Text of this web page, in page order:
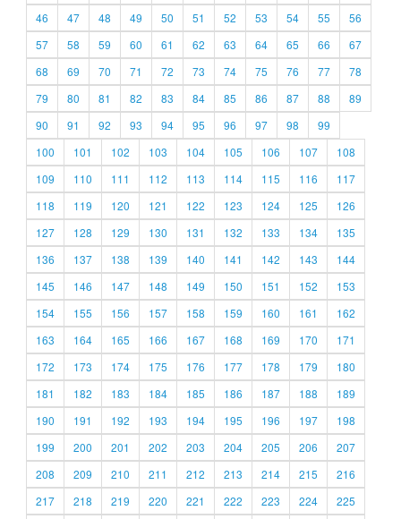
46
47 48 49 50 51 52 53 54 55
56
57
58 59 60 61 62 63 64 65 66
67
68
69 70 71 72 73 74 75 76 77
78
79
80 81 82 83 84 85 86 87 88
89
90
91 92 93 94 95 96 97 98
99
100
101 102 103 104 105 106 107
108
109
110 111 112 113 114 115 116
117
118
119 120 121 122 123 124 125
126
127
128 129 130 131 132 133 134
135
136
137 138 139 140 141 142 143
144
145
146 147 148 149 150 151 152
153
154
155 156 157 158 159 160 161
162
163
164 165 166 167 168 169 170
171
172
173 174 175 176 177 178 179
180
181
182 183 184 185 186 187 188
189
190
191 192 193 194 195 196 197
198
199
200 201 202 203 204 205 206
207
208
209 210 211 212 213 214 215
216
217
218 219 220 221 222 223 224
225